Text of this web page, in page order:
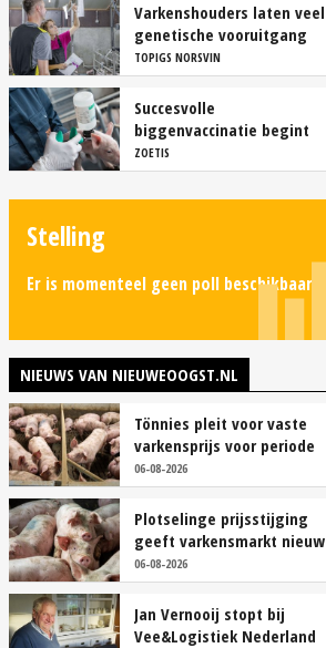
Varkenshouders laten veel
genetische vooruitgang
liggen
TOPIGS NORSVIN
Succesvolle
biggenvaccinatie begint
met de juiste timing
ZOETIS
Stelling
Er is momenteel geen poll beschikbaar.
NIEUWS VAN NIEUWEOOGST.NL
Tönnies pleit voor vaste
varkensprijs voor periode
van zes maanden
06-08-2026
Plotselinge prijsstijging
geeft varkensmarkt nieuw
perspectief
06-08-2026
Jan Vernooij stopt bij
Vee&Logistiek Nederland